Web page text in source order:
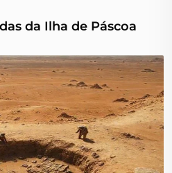
da Ilha de Páscoa